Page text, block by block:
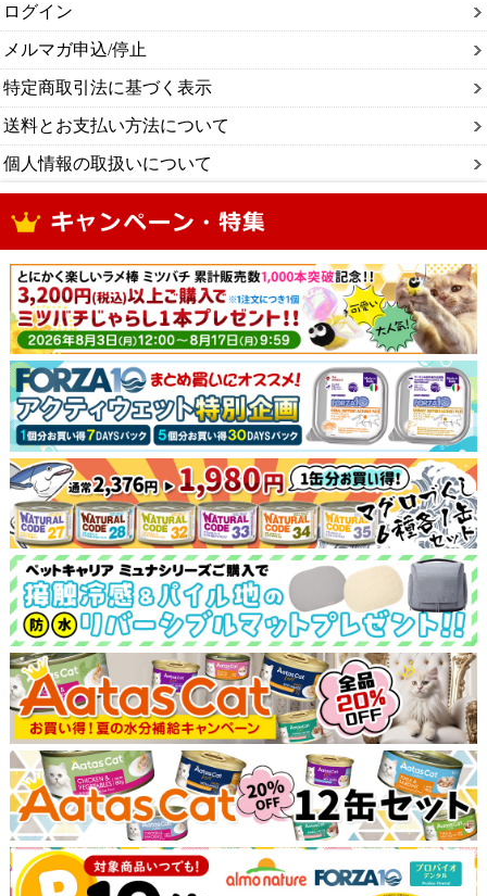
ログイン
メルマガ申込/停止
特定商取引法に基づく表示
送料とお支払い方法について
個人情報の取扱いについて